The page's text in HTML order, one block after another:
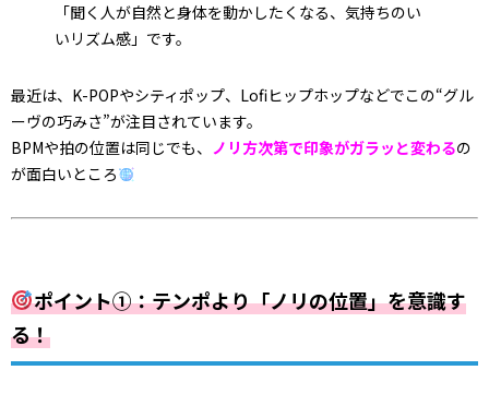
「聞く人が自然と身体を動かしたくなる、気持ちのい
いリズム感」です。
最近は、K-POPやシティポップ、Lofiヒップホップなどでこの“グル
ーヴの巧みさ”が注目されています。
BPMや拍の位置は同じでも、 ノリ方次第で印象がガラッと変わるの
が面白いところ
ポイント①：テンポより「ノリの位置」を意識す
る！